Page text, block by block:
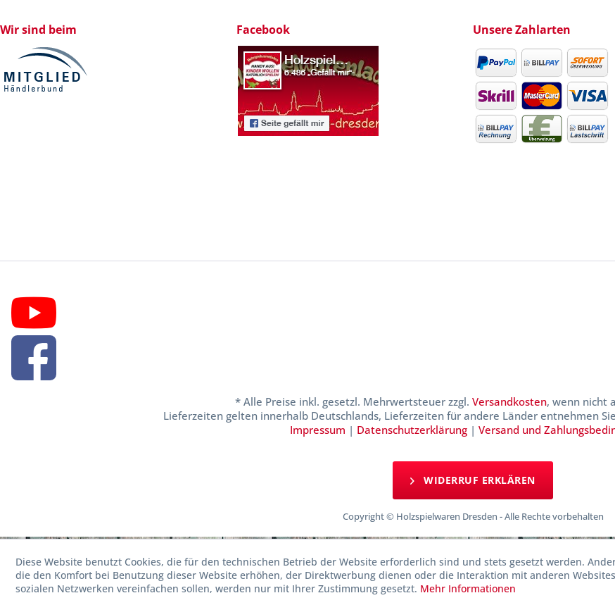
Wir sind beim Facebook Unsere Zahlarten
* Alle Preise inkl. gesetzl. Mehrwertsteuer zzgl. Versandkosten, wenn nicht
Lieferzeiten gelten innerhalb Deutschlands, Lieferzeiten für andere Länder entnehmen
Impressum | Datenschutzerklärung| Versand und
WIDERRUF ERKLÄREN
Copyright © Holzspielwaren Dresden - Alle Rechte vorbehalten
Diese Website benutzt Cookies, die für den technischen Betrieb der Website erforderlich sind und stets gesetzt werden.
die den Komfort bei Benutzung dieser Website erhöhen, der Direktwerbung dienen oder die Interaktion mit anderen
sozialen Netzwerken vereinfachen sollen, werden nur mit Ihrer Zustimmung gesetzt. Mehr Informationen